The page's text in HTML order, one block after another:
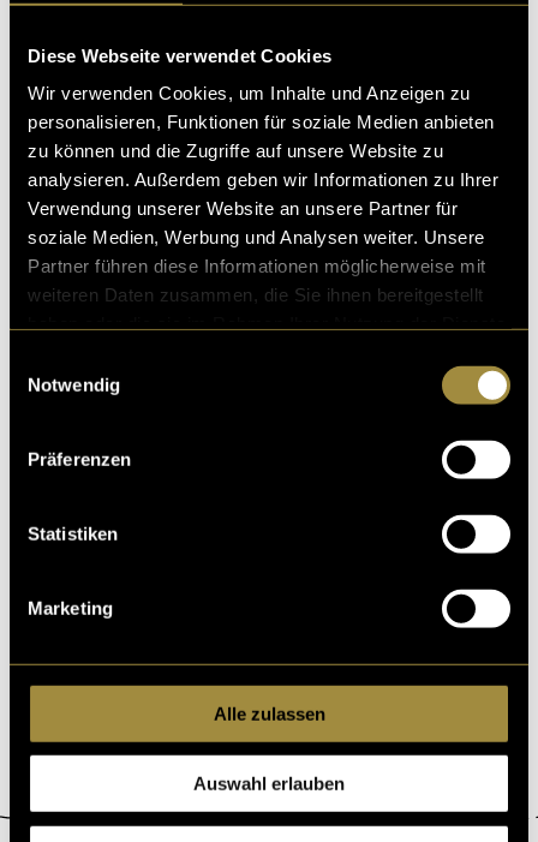
Diese Webseite verwendet Cookies
Wir verwenden Cookies, um Inhalte und Anzeigen zu
personalisieren, Funktionen für soziale Medien anbieten
zu können und die Zugriffe auf unsere Website zu
analysieren. Außerdem geben wir Informationen zu Ihrer
Verwendung unserer Website an unsere Partner für
soziale Medien, Werbung und Analysen weiter. Unsere
Partner führen diese Informationen möglicherweise mit
weiteren Daten zusammen, die Sie ihnen bereitgestellt
Notwendig
Präferenzen
Statistiken
Marketing
Alle zulassen
Auswahl erlauben
d schlussendlich mega erfüllend war (
09. Januar 2025 - von Cyrill Boss
Qlimax – A Final Tribute
Nach dem 24-jährigen Bestehen schliesst Qlimax, die
„Church of Hardstyle“, endgültig seine Tore. Das letzte
People change. In the tunnel of change, in darkness fro
m entrance to exit, everyone is on their own, facing the
11. Juni 2024